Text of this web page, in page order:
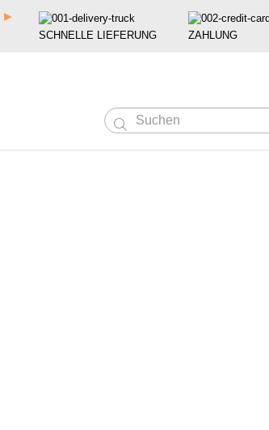
SCHNELLE LIEFERUNG
ZAHLUNG
